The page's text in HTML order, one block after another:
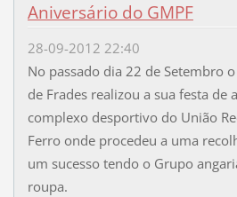
Aniversário do GMPF
28-09-2012 22:40
No passado dia 22 de Setembro
de Frades realizou a sua festa de
complexo desportivo do União
Ferro onde procedeu a uma
um sucesso tendo o Grupo
roupa.